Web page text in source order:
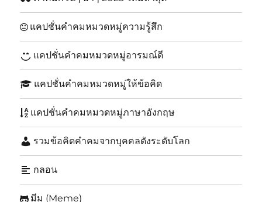
แคปชั่นคำคมหมวดหมู่ความรู้สึก
แคปชั่นคำคมหมวดหมู่อารมณ์ดี
แคปชั่นคำคมหมวดหมู่ให้ข้อคิด
แคปชั่นคำคมหมวดหมู่ภาษาอังกฤษ
รวมข้อคิดคำคมจากบุคคลดังระดับโลก
กลอน
มีม (Meme)